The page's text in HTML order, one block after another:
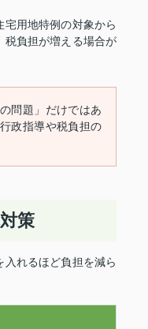
用地特例の対象から
税負担が増える場合が
問題」だけではあ
政指導や税負担の
策
れるほど負担を減ら